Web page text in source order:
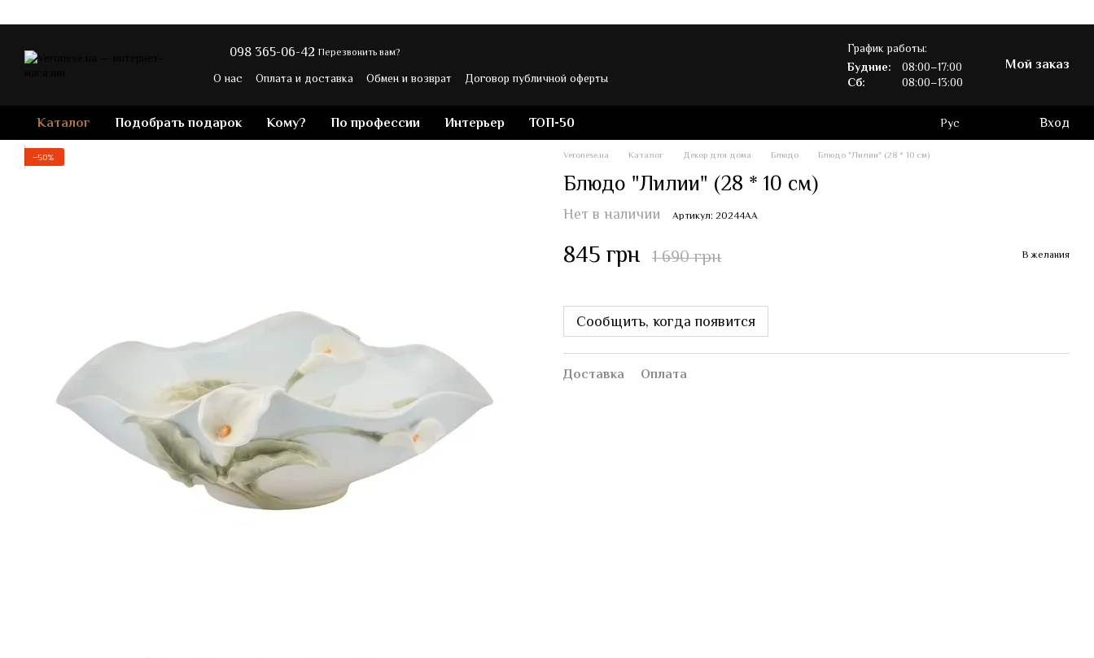
098 365-06-42 Перезвонить вам?
О нас Оплата и доставка Обмен и возврат
Договор публичной оферты
График работы:
Будние:
08:00–17:00
Сб:
08:00–13:00
Мой заказ
Каталог Подобрать подарок Кому? По профессии Интерьер ТОП-50 Рус Вход
−50% Veronese.ua Каталог Декор для дома Блюдо Блюдо "Лилии" (28 * 10 см)
Блюдо "Лилии" (28 * 10 см)
Нет в наличии Артикул: 20244AA
845 грн 1 690 грн В желания
Сообщить, когда появится
Доставка Оплата